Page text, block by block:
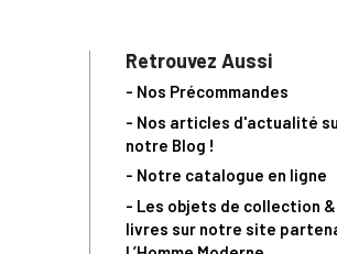
Retrouvez Aussi
- Nos Précommandes
- Nos articles d'actualité
notre Blog !
- Notre catalogue en ligne
- Les objets de collection
livres sur notre site